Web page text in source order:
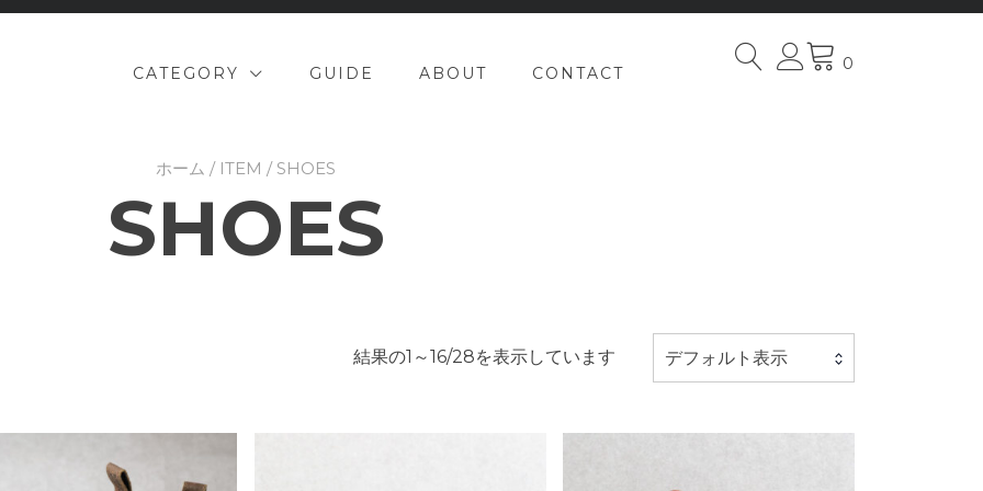
CATEGORY GUIDE ABOUT CONTACT 0
ホーム / ITEM / SHOES
SHOES
結果の1～16/28を表示しています デフォルト表示